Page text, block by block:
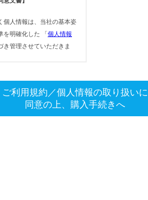
ご利用規約／個人情報の取り扱いに
同意の上、購入手続きへ